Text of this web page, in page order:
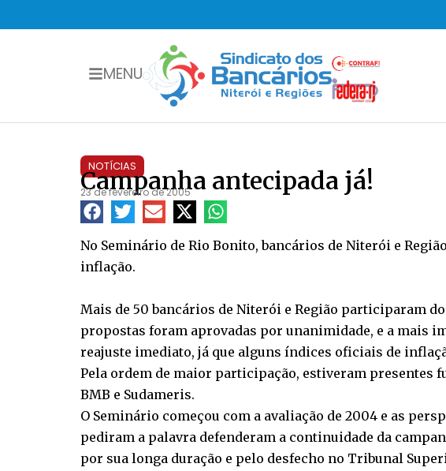
MENU
NOTÍCIAS
Campanha antecipada já!
23 de fevereiro de 2005
No Seminário de Rio Bonito, bancários de Niterói e
inflação.
Mais de 50 bancários de Niterói e Região participaram
propostas foram aprovadas por unanimidade, e a mais
reajuste imediato, já que alguns índices oficiais de
Pela ordem de maior participação, estiveram presentes
BMB e Sudameris.
O Seminário começou com a avaliação de 2004 e as
pediram a palavra defenderam a continuidade da
por sua longa duração e pelo desfecho no Tribunal